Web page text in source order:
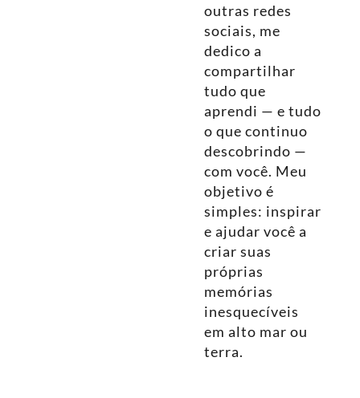
outras redes
sociais, me
dedico a
compartilhar
tudo que
aprendi — e tudo
o que continuo
descobrindo —
com você. Meu
objetivo é
simples: inspirar
e ajudar você a
criar suas
próprias
memórias
inesquecíveis
em alto mar ou
terra.